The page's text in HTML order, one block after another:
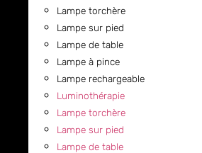
Lampe torchère
Lampe sur pied
Lampe de table
Lampe à pince
Lampe rechargeable
Luminothérapie
Lampe torchère
Lampe sur pied
Lampe de table